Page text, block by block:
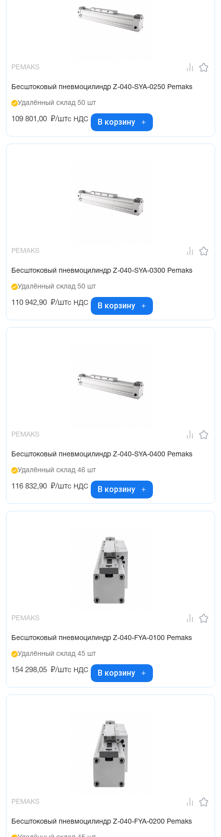
PEMAKS
Бесштоковый пневмоцилиндр Z-040-SYA-0250 Pemaks
Удалённый склад 50 шт
109 801,00 ₽/штс НДС В корзину
PEMAKS
Бесштоковый пневмоцилиндр Z-040-SYA-0300 Pemaks
Удалённый склад 50 шт
110 942,90 ₽/штс НДС В корзину
PEMAKS
Бесштоковый пневмоцилиндр Z-040-SYA-0400 Pemaks
Удалённый склад 46 шт
116 832,90 ₽/штс НДС В корзину
PEMAKS
Бесштоковый пневмоцилиндр Z-040-FYA-0100 Pemaks
Удалённый склад 45 шт
154 298,05 ₽/штс НДС В корзину
PEMAKS
Бесштоковый пневмоцилиндр Z-040-FYA-0200 Pemaks